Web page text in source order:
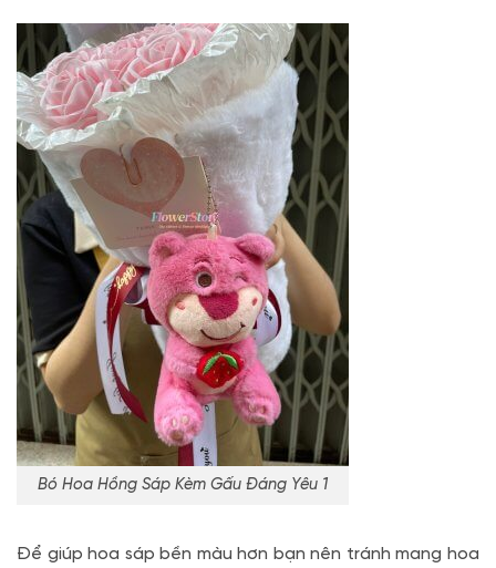
Bó Hoa Hồng Sáp Kèm Gấu Đáng Yêu 1
Để giúp hoa sáp bền màu hơn bạn nên tránh mang hoa